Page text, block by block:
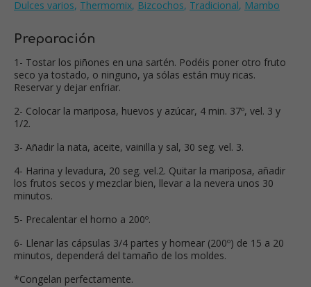
Dulces varios, Thermomix, Bizcochos, Tradicional, Mambo
Preparación
1- Tostar los piñones en una sartén. Podéis poner otro fruto
seco ya tostado, o ninguno, ya sólas están muy ricas.
Reservar y dejar enfriar.
2- Colocar la mariposa, huevos y azúcar, 4 min. 37º, vel. 3 y
1/2.
3- Añadir la nata, aceite, vainilla y sal, 30 seg. vel. 3.
4- Harina y levadura, 20 seg. vel.2. Quitar la mariposa, añadir
los frutos secos y mezclar bien, llevar a la nevera unos 30
minutos.
5- Precalentar el horno a 200º.
6- Llenar las cápsulas 3/4 partes y hornear (200º) de 15 a 20
minutos, dependerá del tamaño de los moldes.
*Congelan perfectamente.